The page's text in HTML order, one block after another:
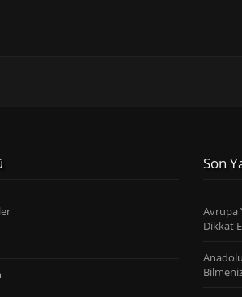
Son
Avrupa
Dikkat